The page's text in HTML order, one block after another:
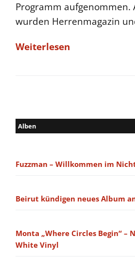
Programm aufgenommen.
wurden Herrenmagazin
Weiterlesen
Alben
Fuzzman – Willkommen im
Beirut kündigen neues Album
Monta „Where Circles Begin“ –
White Vinyl